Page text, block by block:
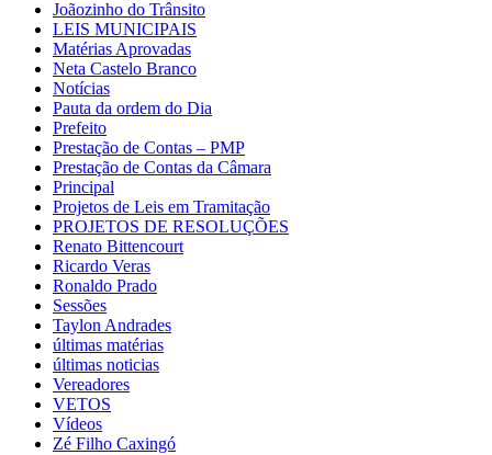
Joãozinho do Trânsito
LEIS MUNICIPAIS
Matérias Aprovadas
Neta Castelo Branco
Notícias
Pauta da ordem do Dia
Prefeito
Prestação de Contas – PMP
Prestação de Contas da Câmara
Principal
Projetos de Leis em Tramitação
PROJETOS DE RESOLUÇÕES
Renato Bittencourt
Ricardo Veras
Ronaldo Prado
Sessões
Taylon Andrades
últimas matérias
últimas noticias
Vereadores
VETOS
Vídeos
Zé Filho Caxingó